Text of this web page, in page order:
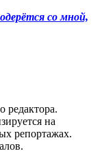
со мной,
редактора.
на
репортажах.